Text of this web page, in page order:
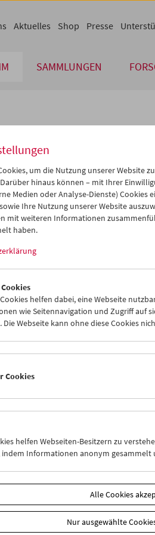
SAMMLUNGEN
Aktuelles Shop Presse
Aug 2014 >>
Mi Do Fr Sa So
30 31 01 02
03
06 07 08 09
10
13 14
20 21
03
Mi 20.8.
um die Nutzung unserer Website
hinaus können – mit Ihrer
Medien oder Analyse-Dienste) Cookies
Ihre Nutzung unserer Website
mit weiteren Informationen
haben.
helfen dabei, eine Webseite
wie Seitennavigation und Zugriff auf
Die Webseite kann ohne diese Cookies
Cookies
helfen Webseiten-Besitzern zu
indem Informationen anonym gesammelt
Alle Cookies
Nur ausgewählte